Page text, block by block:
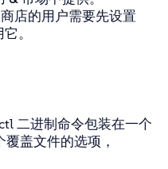
店的用户需要先设置
。
二进制命令包装在一个
盖文件的选项，